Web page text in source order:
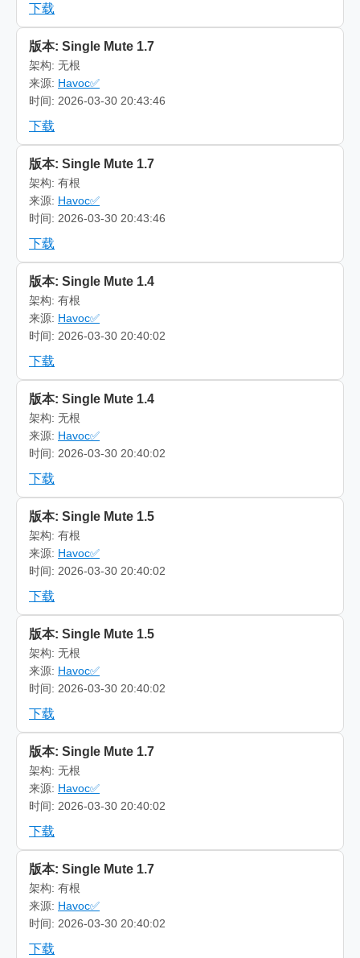
下载
版本: Single Mute 1.7
架构: 无根
来源: Havoc✅
时间: 2026-03-30 20:43:46
下载
版本: Single Mute 1.7
架构: 有根
来源: Havoc✅
时间: 2026-03-30 20:43:46
下载
版本: Single Mute 1.4
架构: 有根
来源: Havoc✅
时间: 2026-03-30 20:40:02
下载
版本: Single Mute 1.4
架构: 无根
来源: Havoc✅
时间: 2026-03-30 20:40:02
下载
版本: Single Mute 1.5
架构: 有根
来源: Havoc✅
时间: 2026-03-30 20:40:02
下载
版本: Single Mute 1.5
架构: 无根
来源: Havoc✅
时间: 2026-03-30 20:40:02
下载
版本: Single Mute 1.7
架构: 无根
来源: Havoc✅
时间: 2026-03-30 20:40:02
下载
版本: Single Mute 1.7
架构: 有根
来源: Havoc✅
时间: 2026-03-30 20:40:02
下载